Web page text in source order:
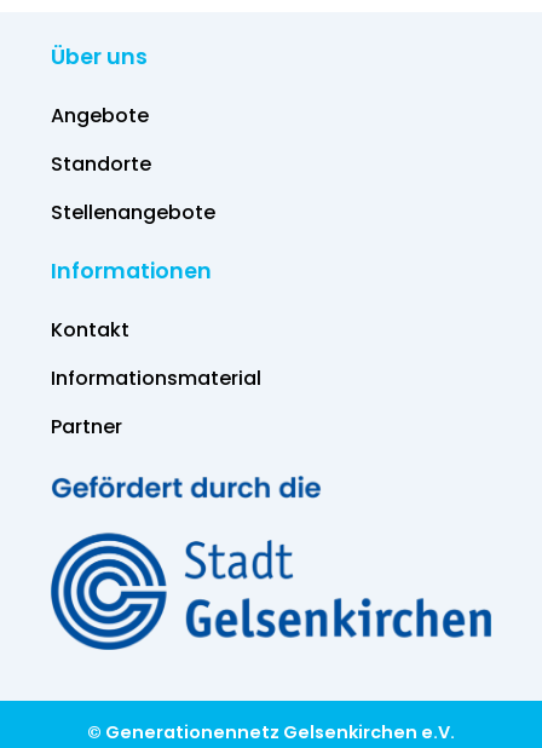
Über uns
Angebote
Standorte
Stellenangebote
Informationen
Kontakt
Informations­material
Partner
© Generationennetz Gelsenkirchen e.V.